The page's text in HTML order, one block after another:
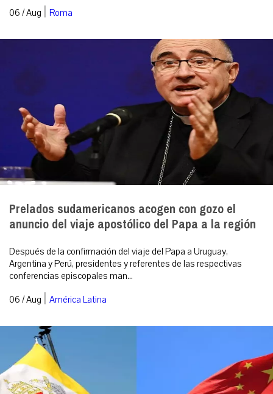
06 / Aug | Roma
Prelados sudamericanos acogen con gozo el
anuncio del viaje apostólico del Papa a la región
Después de la confirmación del viaje del Papa a Uruguay,
Argentina y Perú, presidentes y referentes de las respectivas
conferencias episcopales man...
06 / Aug | América Latina